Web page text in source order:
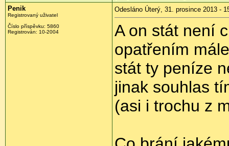
Penik
Registrovaný uživatel
Číslo příspěvku: 5860
Registrován: 10-2004
Odesláno Úterý, 31. prosince 2013 -
A on stát není
opatřením
stát ty peníze
jinak souhlas
(asi i trochu z